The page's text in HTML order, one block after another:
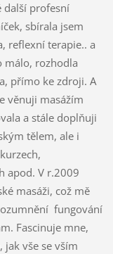
další profesní
sbírala jsem
reflexní terapie.. a
málo, rozhodla
přímo ke zdroji. A
věnuji masážím
a stále doplňuji
tělem, ale i
apod. V r.2009
masáži, což mě
fungování
Fascinuje mne,
vše se vším